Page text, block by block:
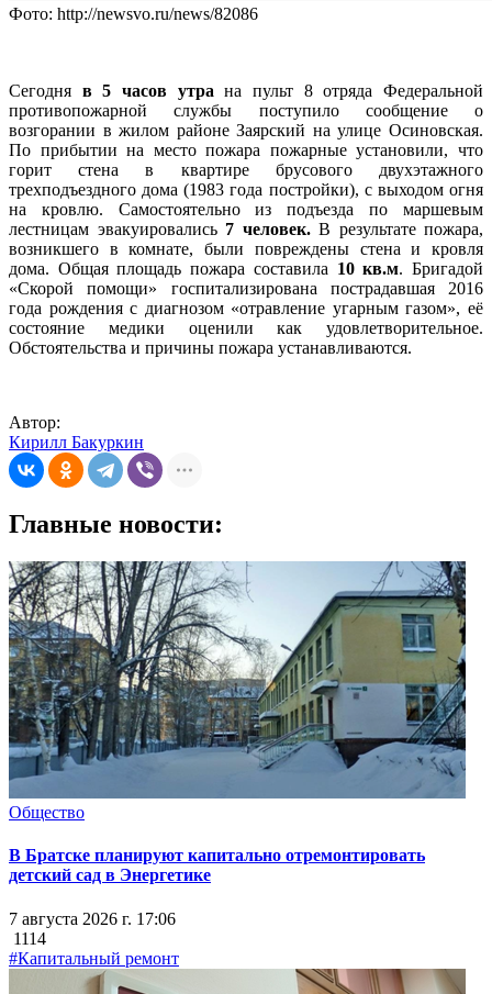
Фото: http://newsvo.ru/news/82086
Сегодня в 5 часов утрана пульт 8 отряда Федеральной
противопожарной службы поступило сообщение о
возгорании в жилом районе Заярский на улице Осиновская.
По прибытии на место пожара пожарные установили, что
горит стена в квартире брусового двухэтажного
трехподъездного дома (1983 года постройки), с выходом огня
на кровлю. Самостоятельно из подъезда по маршевым
лестницам эвакуировались 7 человек.В результате пожара,
возникшего в комнате, были повреждены стена и кровля
дома. Общая площадь пожара составила 10 кв.м. Бригадой
«Скорой помощи» госпитализирована пострадавшая 2016
года рождения с диагнозом «отравление угарным газом», её
состояние медики оценили как удовлетворительное.
Обстоятельства и причины пожара устанавливаются.
Автор:
Кирилл Бакуркин
Главные новости:
Общество
В Братске планируют капитально отремонтировать
детский сад в Энергетике
7 августа 2026 г. 17:06
1114
#Капитальный ремонт